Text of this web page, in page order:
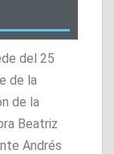
del 25
de la
de la
Beatriz
Andrés